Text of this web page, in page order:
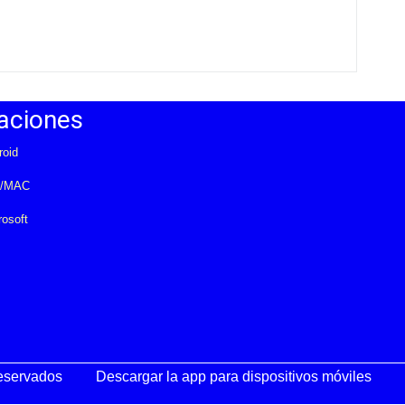
MAC
Descargar la app para dispositivos móviles